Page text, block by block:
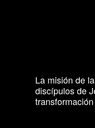
La misión de
discípulos de